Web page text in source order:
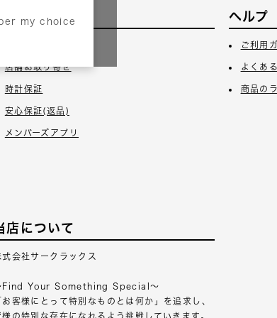
my choice
ービス
店舗お取り寄せ
時計保証
安心保証(返品)
メンバーズアプリ
ヘルプ
ご利用
よくあ
商品の
店について
式会社サークラックス
Find Your Something Special～
お客様にとって特別なものとは何か」を追求し、
様の特別な存在になれるよう挑戦していきます。